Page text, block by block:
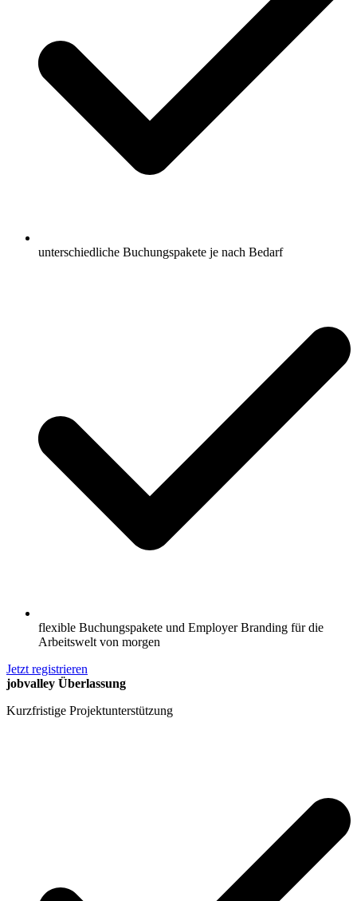
unterschiedliche Buchungspakete je nach Bedarf
flexible Buchungspakete und Employer Branding für die
Arbeitswelt von morgen
Jetzt registrieren
jobvalley Überlassung
Kurzfristige Projektunterstützung